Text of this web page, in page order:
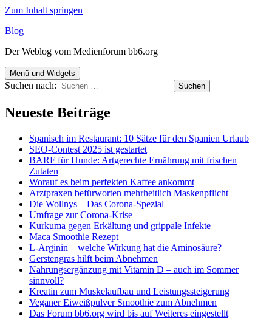
Zum Inhalt springen
Blog
Der Weblog vom Medienforum bb6.org
Menü und Widgets
Suchen nach:
Neueste Beiträge
Spanisch im Restaurant: 10 Sätze für den Spanien Urlaub
SEO-Contest 2025 ist gestartet
BARF für Hunde: Artgerechte Ernährung mit frischen
Zutaten
Worauf es beim perfekten Kaffee ankommt
Arztpraxen befürworten mehrheitlich Maskenpflicht
Die Wollnys – Das Corona-Spezial
Umfrage zur Corona-Krise
Kurkuma gegen Erkältung und grippale Infekte
Maca Smoothie Rezept
L-Arginin – welche Wirkung hat die Aminosäure?
Gerstengras hilft beim Abnehmen
Nahrungsergänzung mit Vitamin D – auch im Sommer
sinnvoll?
Kreatin zum Muskelaufbau und Leistungssteigerung
Veganer Eiweißpulver Smoothie zum Abnehmen
Das Forum bb6.org wird bis auf Weiteres eingestellt